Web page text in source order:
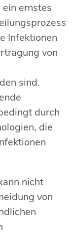
ernstes
Infektionen
von
sind.
durch
die
nicht
von